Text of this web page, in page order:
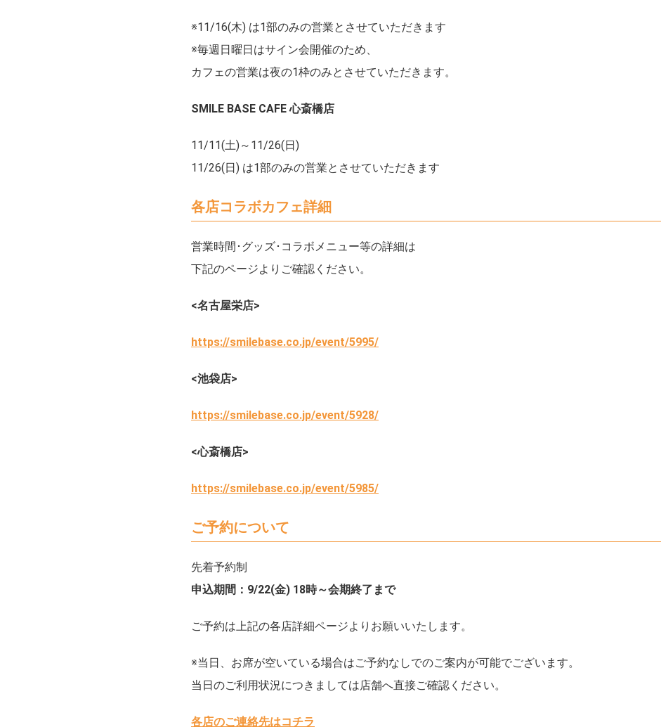
※11/16(木) は1部のみの営業とさせていただきます
※毎週日曜日はサイン会開催のため、
カフェの営業は夜の1枠のみとさせていただきます。
SMILE BASE CAFE 心斎橋店
11/11(土)～11/26(日)
11/26(日) は1部のみの営業とさせていただきます
各店コラボカフェ詳細
営業時間･グッズ･コラボメニュー等の詳細は
下記のページよりご確認ください。
<名古屋栄店>
https://smilebase.co.jp/event/5995/
<池袋店>
https://smilebase.co.jp/event/5928/
<心斎橋店>
https://smilebase.co.jp/event/5985/
ご予約について
先着予約制
申込期間：9/22(金) 18時～会期終了まで
ご予約は上記の各店詳細ページよりお願いいたします。
※当日、お席が空いている場合はご予約なしでのご案内が可能でございます。
当日のご利用状況につきましては店舗へ直接ご確認ください。
各店のご連絡先はコチラ